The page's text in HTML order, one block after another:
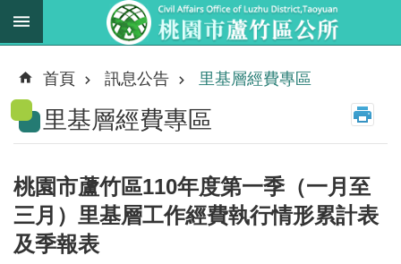
跳到主要內容區塊
新
消
息
務
職
掌
法
首頁 訊息公告 里基層經費專區
里基層經費專區
桃園市蘆竹區110年度第一季（一月至
三月）里基層工作經費執行情形累計表
及季報表